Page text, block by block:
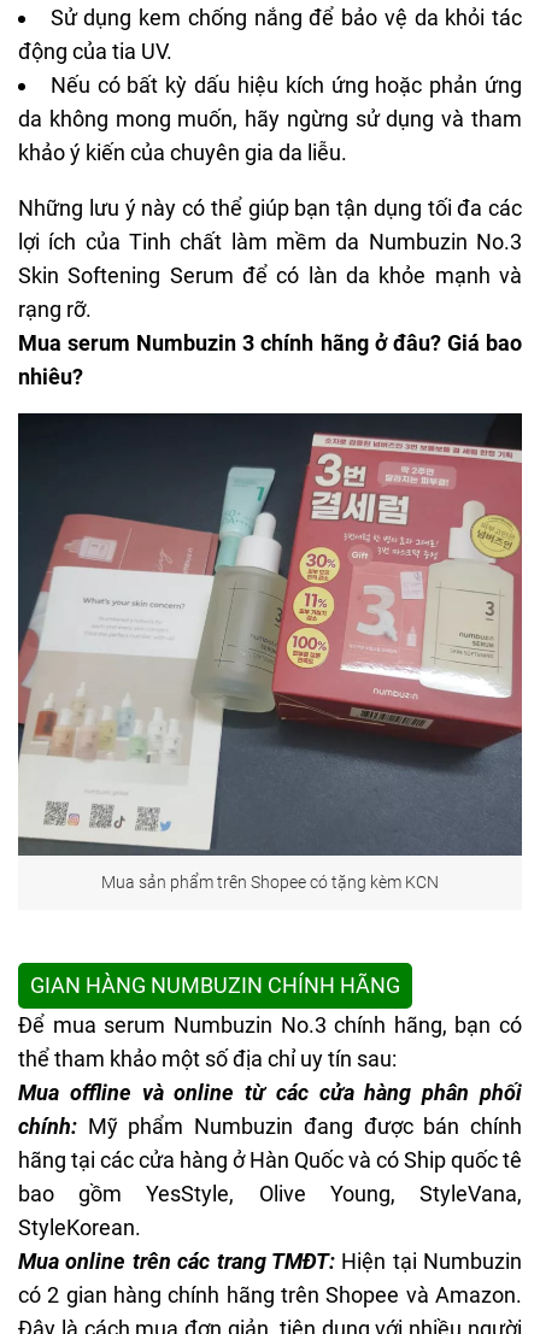
Sử dụng kem chống nắng để bảo vệ da khỏi tác
động của tia UV.
Nếu có bất kỳ dấu hiệu kích ứng hoặc phản ứng
da không mong muốn, hãy ngừng sử dụng và tham
khảo ý kiến của chuyên gia da liễu.
Những lưu ý này có thể giúp bạn tận dụng tối đa các
lợi ích của Tinh chất làm mềm da Numbuzin No.3
Skin Softening Serum để có làn da khỏe mạnh và
rạng rỡ.
Mua serum Numbuzin 3 chính hãng ở đâu? Giá bao
nhiêu?
Mua sản phẩm trên Shopee có tặng kèm KCN
GIAN HÀNG NUMBUZIN CHÍNH HÃNG
Để mua serum Numbuzin No.3 chính hãng, bạn có
thể tham khảo một số địa chỉ uy tín sau:
Mua offline và online từ các cửa hàng phân phối
chính: Mỹ phẩm Numbuzin đang được bán chính
hãng tại các cửa hàng ở Hàn Quốc và có Ship quốc tê
bao gồm YesStyle, Olive Young, StyleVana,
StyleKorean.
Mua online trên các trang TMĐT:Hiện tại Numbuzin
có 2 gian hàng chính hãng trên Shopee và Amazon.
Đây là cách mua đơn giản, tiện dụng với nhiều người